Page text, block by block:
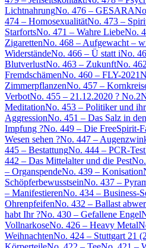
LichtnahrungNo. 476 – GESARA
474 – HomosexualitätNo. 473 –
StarfortsNo. 471 – Wahre LiebeNo.
ZigarettenNo. 468 – Aufgewacht –
WiderständeNo. 466 – Ü statt iNo.
BlutverlustNo. 463 – ZukunftNo.
FremdschämenNo. 460 – FLY-2021
ZimmerpflanzenNo. 457 –
VerbotNo. 455 – 21.12.2020 ? No.2
MeditationNo. 453 – Politiker und
AggressionNo. 451 – Das Salz in
Impfung ?No. 449 – Die FreeSpirit-
Wesen sehen ?No. 447 –
445 – BestattungNo. 444 – PCR-Test
442 – Das Mittelalter und die Pest
– OrganspendeNo. 439 – Konisation
SchöpferbewusstseinNo. 437 –
– ManifestierenNo. 434 – Business-
OhrenpfeifenNo. 432 – Ballast
habt Ihr ?No. 430 – Gefallene Engel
VollnarkoseNo. 426 – Heavy Metal
WeihnachtenNo. 424 – Stuttgart 21